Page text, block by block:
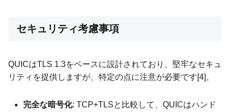
セキュリティ考慮事項
QUICはTLS 1.3をベースに設計されており、堅牢なセキュ
リティを提供しますが、特定の点に注意が必要です[4]。
完全な暗号化: TCP+TLSと比較して、QUICはハンド